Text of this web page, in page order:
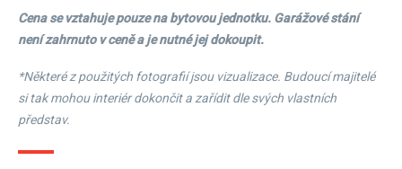
Cena se vztahuje pouze na bytovou jednotku. Garážové stání
není zahrnuto v ceně a je nutné jej dokoupit.
*Některé z použitých fotografií jsou vizualizace. Budoucí majitelé
si tak mohou interiér dokončit a zařídit dle svých vlastních
představ.